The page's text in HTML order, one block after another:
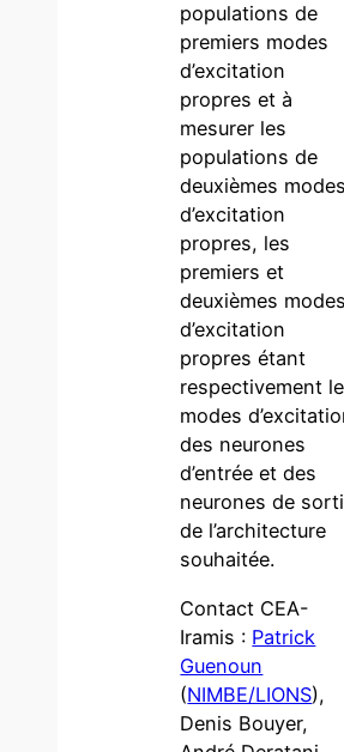
populations de
premiers modes
d’excitation
propres et à
mesurer les
populations de
deuxièmes modes
d’excitation
propres, les
premiers et
deuxièmes modes
d’excitation
propres étant
respectivement
modes
des neurones
d’entrée et des
neurones de
de l’architecture
souhaitée.
Contact CEA-
Iramis : Patrick
Guenoun
(NIMBE/LIONS),
Denis Bouyer,